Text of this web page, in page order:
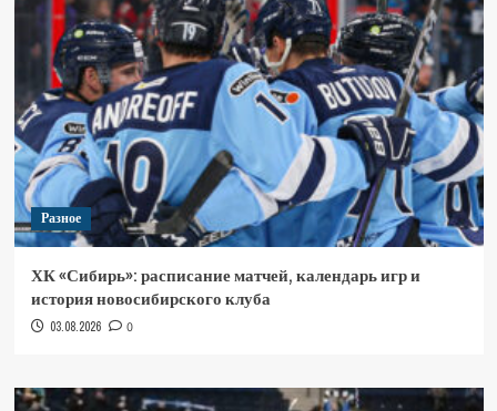
Разное
ХК «Сибирь»: расписание матчей, календарь игр и
история новосибирского клуба
03.08.2026 0